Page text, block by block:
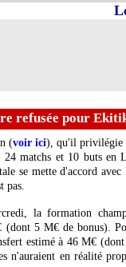
refusée pour
(voir ici), qu'il privilégie
matchs et 10 buts en
se mette d'accord avec
pas.
la formation
5 M€ de bonus).
estimé à 46 M€
n'auraient en réalité